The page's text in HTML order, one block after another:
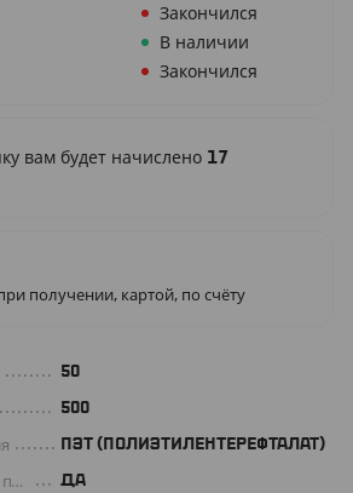
Закончился
В наличии
Закончился
вам будет начислено 17
получении, картой, по счёту
50
500
ПЭТ (ПОЛИЭТИЛЕНТЕРЕФТАЛАТ)
Подходит для горячих продуктов ДА